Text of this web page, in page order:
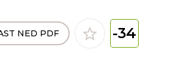
NED PDF -34